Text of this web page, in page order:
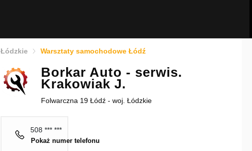
Łódzkie Warsztaty samochodowe Łódź
Borkar Auto - serwis.
Krakowiak J.
Folwarczna 19 Łódź - woj. Łódzkie
508 *** ***
Pokaż numer telefonu